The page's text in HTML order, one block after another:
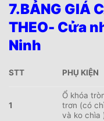
7.BẢNG GIÁ
THEO- Cửa
Ninh
STT PHỤ KIỆN
1
Ổ khóa
trơn (có
và ko chìa